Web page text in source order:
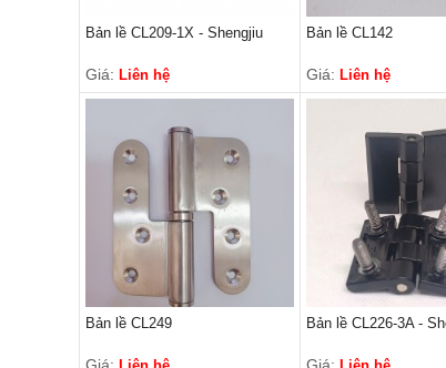
Bản lề CL209-1X - Shengjiu
Giá: Liên hệ
Bản lề CL142
Giá: Liên hệ
Bản lề CL249 Bản lề CL226-3A -